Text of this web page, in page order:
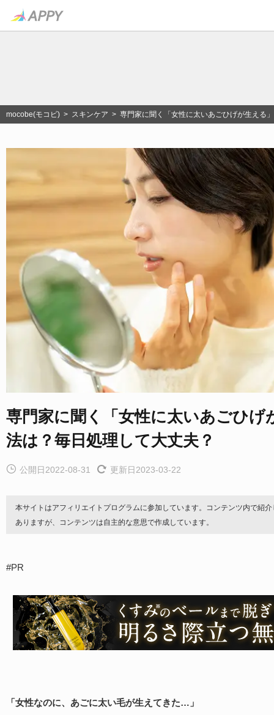
mocobe(モコビ) > スキンケア > 専門家に聞く「女性に太いあごひげが生える
専門家に聞く「女性に太いあごひげ
法は？毎日処理して大丈夫？
公開日2022-08-31 更新日2023-03-22
本サイトはアフィリエイトプログラムに参加しています。コンテンツ内で紹
ありますが、コンテンツは自主的な意思で作成しています。
#PR
「女性なのに、あごに太い毛が生えてきた…」